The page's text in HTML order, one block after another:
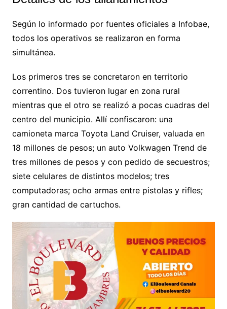
Según lo informado por fuentes oficiales a Infobae,
todos los operativos se realizaron en forma
simultánea.
Los primeros tres se concretaron en territorio
correntino. Dos tuvieron lugar en zona rural
mientras que el otro se realizó a pocas cuadras del
centro del municipio. Allí confiscaron: una
camioneta marca Toyota Land Cruiser, valuada en
18 millones de pesos; un auto Volkwagen Trend de
tres millones de pesos y con pedido de secuestros;
siete celulares de distintos modelos; tres
computadoras; ocho armas entre pistolas y rifles;
gran cantidad de cartuchos.